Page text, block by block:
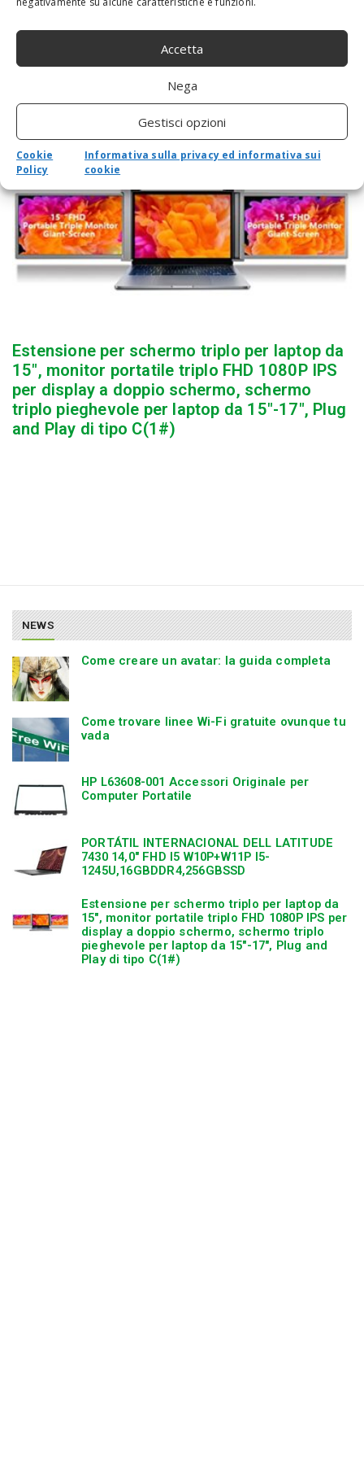
Accetta
Nega
Gestisci opzioni
Cookie
Policy
Informativa sulla privacy ed informativa sui
cookie
PORTÁTIL INTERNACIONAL DELL LATITUDE
7430 14,0″ FHD I5 W10P+W11P I5-
1245U,16GBDDR4,256GBSSD
Estensione per schermo triplo per laptop da
15″, monitor portatile triplo FHD 1080P IPS
per display a doppio schermo, schermo
triplo pieghevole per laptop da 15″-17″, Plug
and Play di tipo C(1#)
NEWS
Come creare un avatar: la guida completa
Come trovare linee Wi-Fi gratuite ovunque tu
vada
HP L63608-001 Accessori Originale per
Computer Portatile
PORTÁTIL INTERNACIONAL DELL LATITUDE
7430 14,0″ FHD I5 W10P+W11P I5-
1245U,16GBDDR4,256GBSSD
Estensione per schermo triplo per laptop da
15″, monitor portatile triplo FHD 1080P IPS per
display a doppio schermo, schermo triplo
pieghevole per laptop da 15″-17″, Plug and
Play di tipo C(1#)